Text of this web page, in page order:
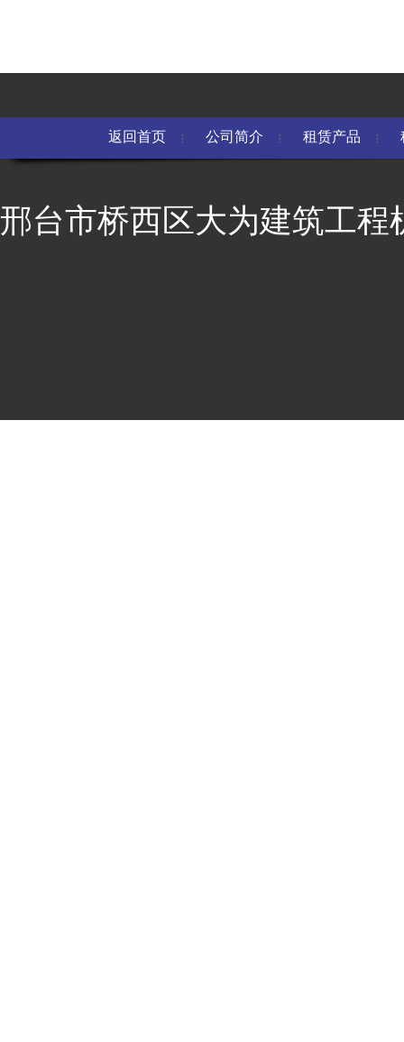
返回首页 公司简介 租赁产品
邢台市桥西区大为建筑工程